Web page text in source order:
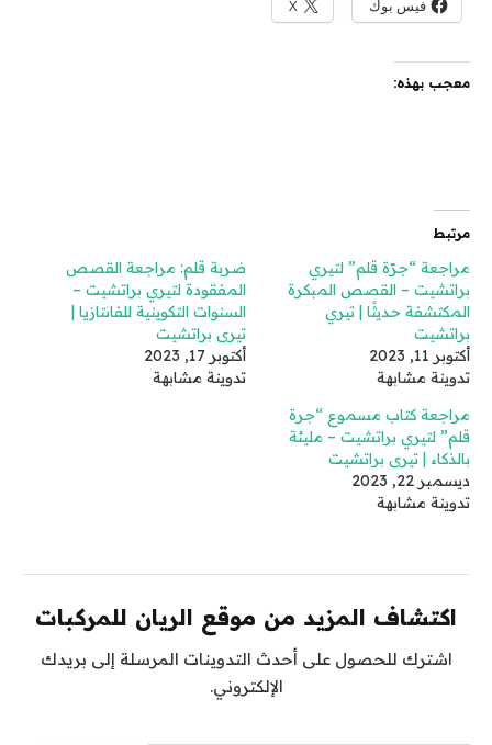
فيس بوك X
معجب بهذه:
مرتبط
مراجعة “جرّة قلم” لتيري
براتشيت – القصص المبكرة
المكتشفة حديثًا | تيري
براتشيت
أكتوبر 11, 2023
تدوينة مشابهة
ضربة قلم: مراجعة القصص
المفقودة لتيري براتشيت –
السنوات التكوينية للفانتازيا |
تيري براتشيت
أكتوبر 17, 2023
تدوينة مشابهة
مراجعة كتاب مسموع “جرة
قلم” لتيري براتشيت – مليئة
بالذكاء | تيري براتشيت
ديسمبر 22, 2023
تدوينة مشابهة
اكتشاف المزيد من موقع الريان للمركبات
اشترك للحصول على أحدث التدوينات المرسلة إلى بريدك
الإلكتروني.